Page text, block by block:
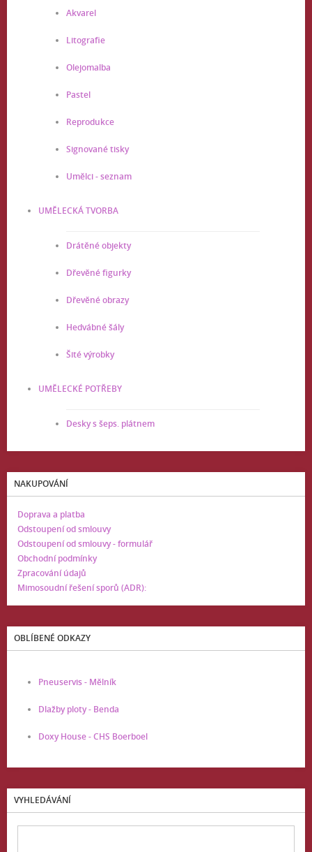
Akvarel
Litografie
Olejomalba
Pastel
Reprodukce
Signované tisky
Umělci - seznam
UMĚLECKÁ TVORBA
Drátěné objekty
Dřevěné figurky
Dřevěné obrazy
Hedvábné šály
Šité výrobky
UMĚLECKÉ POTŘEBY
Desky s šeps. plátnem
NAKUPOVÁNÍ
Doprava a platba
Odstoupení od smlouvy
Odstoupení od smlouvy - formulář
Obchodní podmínky
Zpracování údajů
Mimosoudní řešení sporů (ADR):
OBLÍBENÉ ODKAZY
Pneuservis - Mělník
Dlažby ploty - Benda
Doxy House - CHS Boerboel
VYHLEDÁVÁNÍ